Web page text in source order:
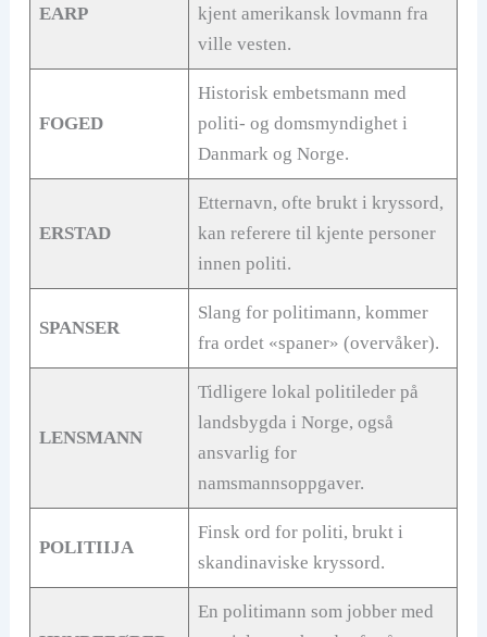
EARP
kjent amerikansk lovmann fra
ville vesten.
FOGED
Historisk embetsmann med
politi- og domsmyndighet i
Danmark og Norge.
ERSTAD
Etternavn, ofte brukt i kryssord,
kan referere til kjente personer
innen politi.
SPANSER
Slang for politimann, kommer
fra ordet «spaner» (overvåker).
LENSMANN
Tidligere lokal politileder på
landsbygda i Norge, også
ansvarlig for
namsmannsoppgaver.
POLITIIJA
Finsk ord for politi, brukt i
skandinaviske kryssord.
En politimann som jobber med